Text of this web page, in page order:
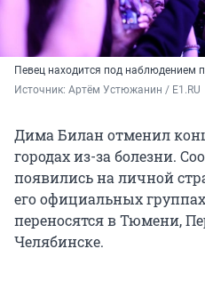
Певец находится под наблюдением
Источник: Артём Устюжанин / E1.RU
Дима Билан отменил
городах из-за болезни.
появились на личной
его официальных
переносятся в Тюмени,
Челябинске.